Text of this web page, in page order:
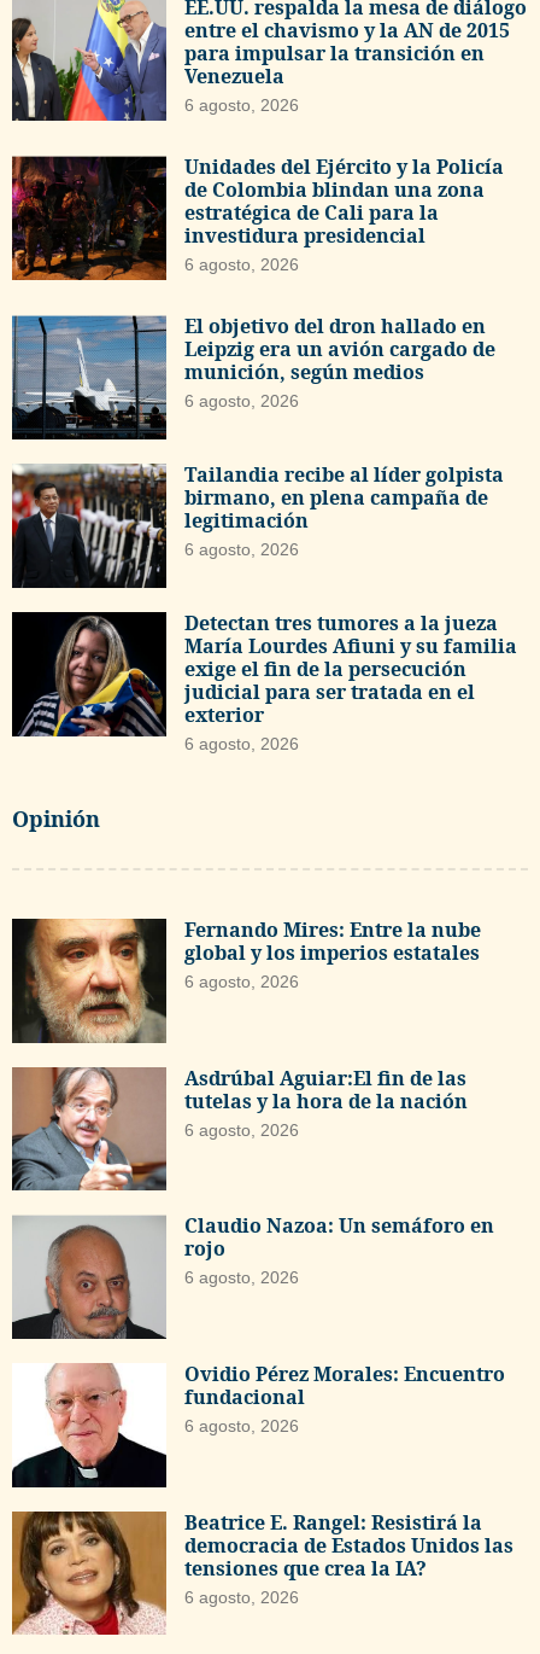
EE.UU. respalda la mesa de diálogo
entre el chavismo y la AN de 2015
para impulsar la transición en
Venezuela
6 agosto, 2026
Unidades del Ejército y la Policía
de Colombia blindan una zona
estratégica de Cali para la
investidura presidencial
6 agosto, 2026
El objetivo del dron hallado en
Leipzig era un avión cargado de
munición, según medios
6 agosto, 2026
Tailandia recibe al líder golpista
birmano, en plena campaña de
legitimación
6 agosto, 2026
Detectan tres tumores a la jueza
María Lourdes Afiuni y su familia
exige el fin de la persecución
judicial para ser tratada en el
exterior
6 agosto, 2026
Opinión
Fernando Mires: Entre la nube
global y los imperios estatales
6 agosto, 2026
Asdrúbal Aguiar:El fin de las
tutelas y la hora de la nación
6 agosto, 2026
Claudio Nazoa: Un semáforo en
rojo
6 agosto, 2026
Ovidio Pérez Morales: Encuentro
fundacional
6 agosto, 2026
Beatrice E. Rangel: Resistirá la
democracia de Estados Unidos las
tensiones que crea la IA?
6 agosto, 2026